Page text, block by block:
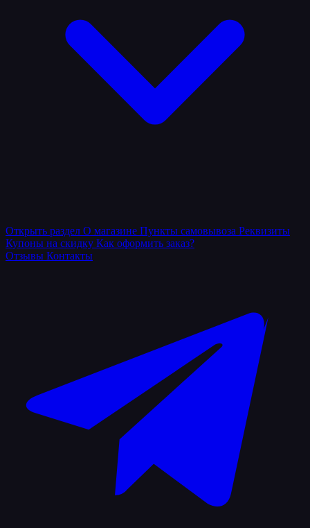
Открыть раздел О магазине Пункты самовывоза Реквизиты
Купоны на скидку Как оформить заказ?
Отзывы Контакты